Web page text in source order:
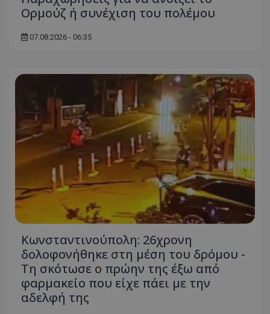
Ορμούζ ή συνέχιση του πολέμου
07.08.2026 - 06:35
Κωνσταντινούπολη: 26χρονη
δολοφονήθηκε στη μέση του δρόμου -
Τη σκότωσε ο πρώην της έξω από
φαρμακείο που είχε πάει με την
αδελφή της